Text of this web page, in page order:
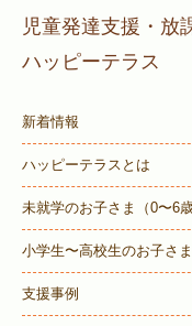
児童発達支援・
ハッピーテラス
新着情報
ハッピーテラスとは
未就学のお子さま （0〜6歳
小学生〜高校生のお子さま
支援事例